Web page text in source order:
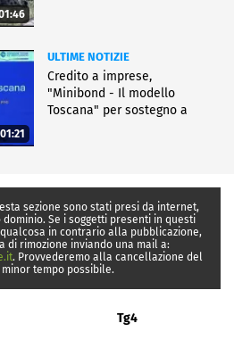
01:21
ULTIME NOTIZIE
Credito a imprese,
"Minibond - Il modello
Toscana" per sostegno a
sezione sono stati presi da internet,
Se i soggetti presenti in questi
in contrario alla pubblicazione,
di rimozione inviando una mail a:
. Provvederemo alla cancellazione del
tempo possibile.
Tg4